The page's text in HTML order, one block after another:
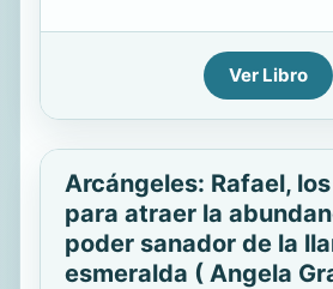
Ver Libro
Arcángeles: Rafael,
para atraer la
poder sanador de la
esmeralda ( Angela